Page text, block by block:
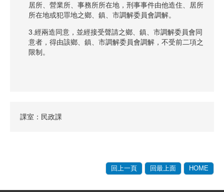
居所、營業所、事務所所在地，刑事事件由他造住、居所
所在地或犯罪地之鄉、鎮、市調解委員會調解。
3.經兩造同意，並經接受聲請之鄉、鎮、市調解委員會同
意者，得由該鄉、鎮、市調解委員會調解，不受前二項之
限制。
課室：民政課
回上一頁 回最上面 HOME